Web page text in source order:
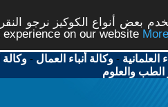
بعض أنواع الكوكيز نرجو
on our website
العلمانية -وكالة أنباء العمال -وكالة
الطب والعلوم